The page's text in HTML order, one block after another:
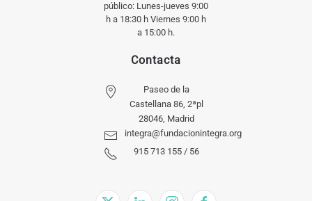
público: Lunes-jueves 9:00
h a 18:30 h Viernes 9:00 h
a 15:00 h.
Contacta
Paseo de la
Castellana 86, 2ªpl
28046, Madrid
integra@fundacionintegra.org
915 713 155 / 56